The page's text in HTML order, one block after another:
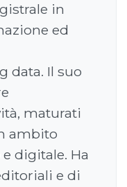
in
ed
data. Il suo
maturati
ambito
digitale. Ha
e di